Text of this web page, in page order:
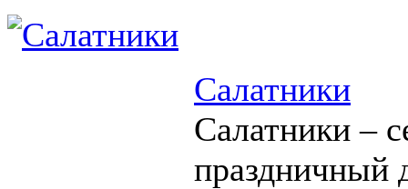
Салатники
Салатники –
праздничный